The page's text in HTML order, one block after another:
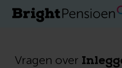
Wil je een kosteloos
van onze
Vragen over